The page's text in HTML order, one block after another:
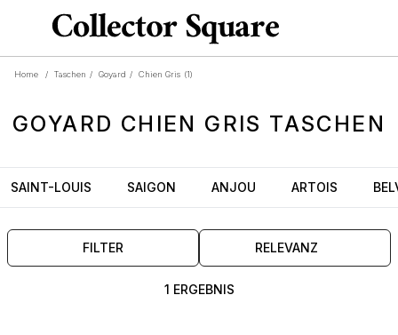
Home / Taschen / Goyard / Chien Gris (1)
GOYARD CHIEN GRIS TASCHEN
SAINT-LOUIS SAIGON ANJOU ARTOIS
FILTER RELEVANZ
1 ERGEBNIS